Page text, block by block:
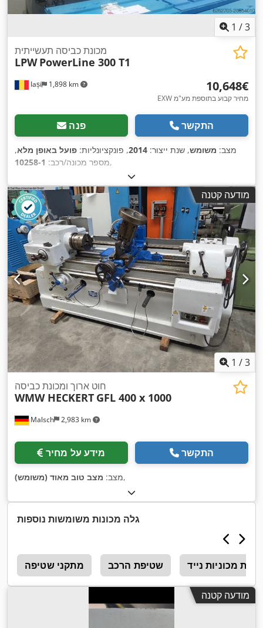
1 /3
Iași 1,898 km
מכונת כביסה תעשייתית
LPW PowerLine 300 T1
‏10,648 ‏€
EXW מחיר קבוע בתוספת מע"מ
פנה התקשר
מצב: משומש, שנת ייצור: 2014, פונקציונליות: פועל באופן מלא,
מספר מכונה/רכב: 10258-1 ,
מודעה קטנה
1 /3
Malsch 2,983 km
חוט ארוך ומכונת כביסה
WMW HECKERT GFL 400 x 1000
מידע על מחיר התקשר
מצב: מצב טוב מאוד (משומש) ,
גלה מכונות משומשות נוספות
מתקני שטיפה שטיפת הרכב מכוניות נייד
מודעה קטנה